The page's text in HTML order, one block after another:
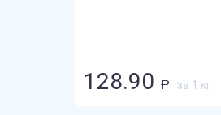
128.90 Р за 1 кг